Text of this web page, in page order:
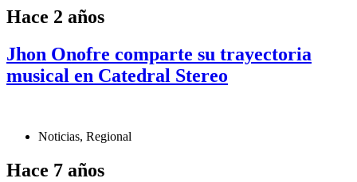
Hace 2 años
Jhon Onofre comparte su trayectoria
musical en Catedral Stereo
Noticias, Regional
Hace 7 años